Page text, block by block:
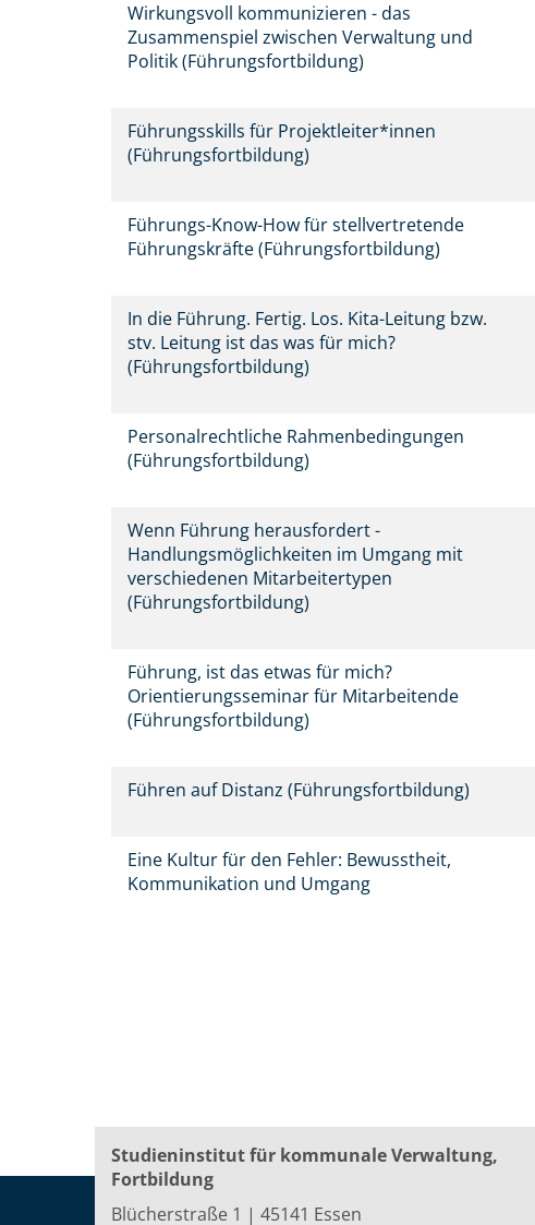
Wirkungsvoll kommunizieren - das
Zusammenspiel zwischen Verwaltung und
Politik (Führungsfortbildung)
Führungsskills für Projektleiter*innen
(Führungsfortbildung)
Führungs-Know-How für stellvertretende
Führungskräfte (Führungsfortbildung)
In die Führung. Fertig. Los. Kita-Leitung bzw.
stv. Leitung ist das was für mich?
(Führungsfortbildung)
Personalrechtliche Rahmenbedingungen
(Führungsfortbildung)
Wenn Führung herausfordert -
Handlungsmöglichkeiten im Umgang mit
verschiedenen Mitarbeitertypen
(Führungsfortbildung)
Führung, ist das etwas für mich?
Orientierungsseminar für Mitarbeitende
(Führungsfortbildung)
Führen auf Distanz (Führungsfortbildung)
Eine Kultur für den Fehler: Bewusstheit,
Kommunikation und Umgang
Studieninstitut für kommunale Verwaltung,
Fortbildung
Blücherstraße 1 | 45141 Essen